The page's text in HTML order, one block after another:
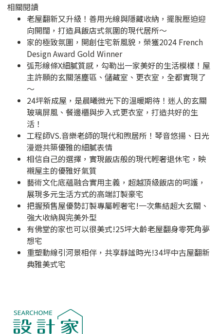
相關閱讀
老屋翻新又升級！善用光線與隱藏收納，擺脫壓迫迎
向開闊，打造具飯店式氛圍的現代居所～
家的極致氛圍，開創住宅新風貌，榮獲2024 French
Design Award Gold Winner
弧形線條X細膩質感，勾勒出一家美好的生活模樣！屋
主許願的玄關落塵區、儲藏室、更衣室，全都實現了
～
24坪新成屋，是晨曦微光下的溫暖期待！迷人的玄關
玻璃屏風、餐邊櫃與步入式更衣室，打造共好的生
活！
工程師VS.音樂老師的現代和煦居所！琴音悠揚、日光
漫遊共築優雅的細膩表情
相信自己的選擇，實現飯店般的現代輕奢退休宅，映
襯屋主的優雅好氣質
藝術文化底蘊融合實用主義，超越頂級飯店的呵護，
展現多元生活方式的高端訂製豪宅
把握預售屋優勢訂製專屬輕奢宅!一次集結超大玄關、
強大收納與完美外型
有佛堂的家也可以很美式!25坪大齡老屋翻身零死角夢
想宅
重塑動線引河景相伴，共享靜謐時光!34坪中古屋翻新
典雅美式宅